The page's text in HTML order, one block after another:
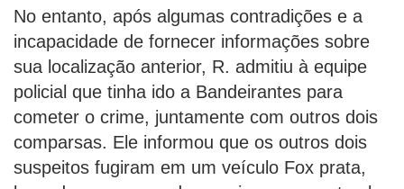
No entanto, após algumas contradições e a
incapacidade de fornecer informações sobre
sua localização anterior, R. admitiu à equipe
policial que tinha ido a Bandeirantes para
cometer o crime, juntamente com outros dois
comparsas. Ele informou que os outros dois
suspeitos fugiram em um veículo Fox prata,